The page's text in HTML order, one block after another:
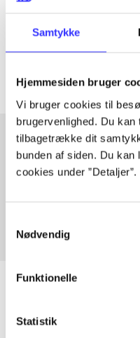
Samtykke
Hjemmesiden bruger
Vi bruger cookies til
brugervenlighed. Du
tilbagetrække dit
bunden af siden. Du
cookies under ”Detaljer”.
Nødvendig
Funktionelle
Statistik
Artiklerne ihandler
Artikler med
Artikler